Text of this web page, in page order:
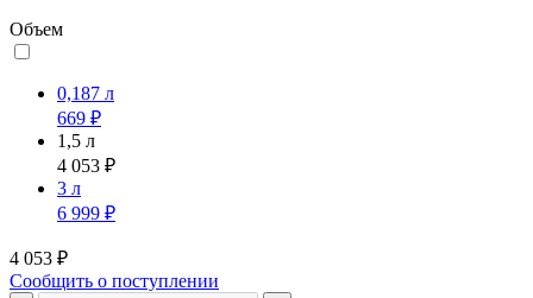
Объем
0,187 л
669 ₽
1,5 л
4 053 ₽
3 л
6 999 ₽
4 053 ₽
Сообщить о поступлении